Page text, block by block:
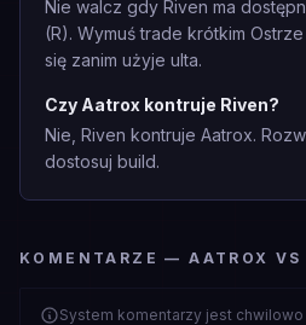
Nie walcz gdy Riven ma
(R). Wymuś trade krótkim
się zanim użyje ulta.
Czy Aatrox kontruje Riven?
Nie, Riven kontruje Aatrox.
dostosuj build.
KOMENTARZE — AATROX VS
System komentarzy jest